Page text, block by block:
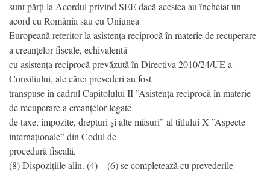
sunt părți la Acordul privind SEE dacă acestea au încheiat un
acord cu România sau cu Uniunea
Europeană referitor la asistența reciprocă în materie de recuperare
a creanțelor fiscale, echivalentă
cu asistența reciprocă prevăzută în Directiva 2010/24/UE a
Consiliului, ale cărei prevederi au fost
transpuse în cadrul Capitolului II ”Asistența reciprocă în materie
de recuperare a creanțelor legate
de taxe, impozite, drepturi și alte măsuri” al titlului X ”Aspecte
internaționale” din Codul de
procedură fiscală.
(8) Dispozițiile alin. (4) – (6) se completează cu prevederile